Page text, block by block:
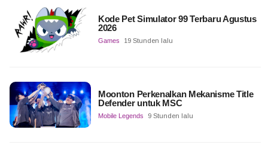
Kode Pet Simulator 99 Terbaru Agustus
2026
Games 19 Stunden lalu
Moonton Perkenalkan Mekanisme Title
Defender untuk MSC
Mobile Legends 9 Stunden lalu